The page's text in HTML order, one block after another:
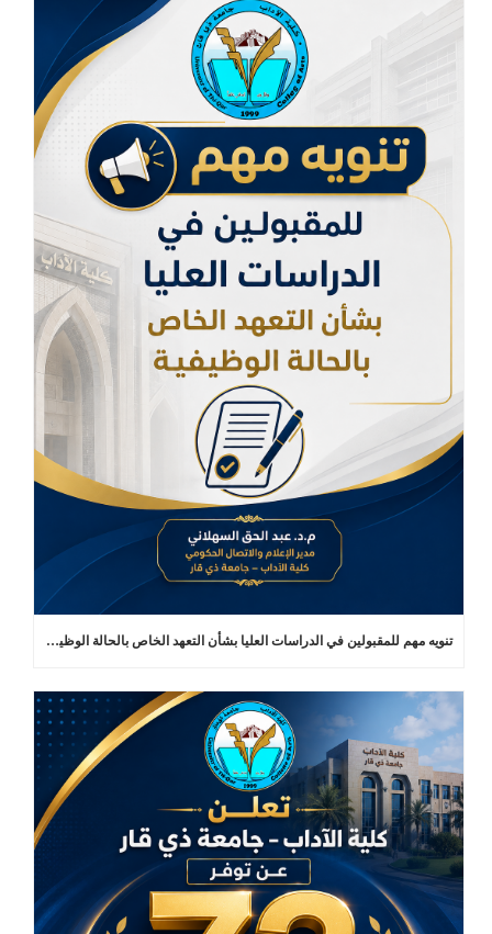
تنويه مهم للمقبولين في الدراسات العليا بشأن التعهد الخاص بالحالة الوظيفية